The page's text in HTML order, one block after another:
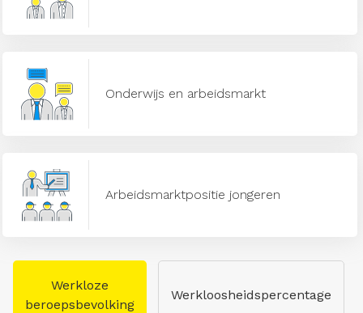
Onderwijs en arbeidsmarkt
Arbeidsmarktpositie jongeren
Werkloze
beroepsbevolking
Werkloosheidspercentage